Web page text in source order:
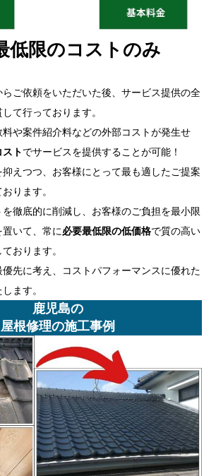
低限のコストのみ
ご依頼をいただいた後、サービス提供の全
て行っております。
や案件紹介料などの外部コストが発生せ
トでサービスを提供することが可能！
えつつ、お客様にとって最も適したご提案
ります。
徹底的に削減し、お客様のご負担を最小限
いて、常に必要最低限の低価格で質の高い
おります。
先に考え、コストパフォーマンスに優れた
ます。
鹿児島の
屋根修理の施工事例